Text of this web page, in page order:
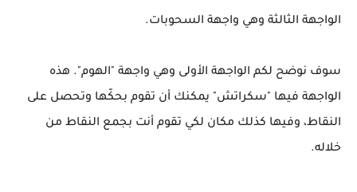
الواجهة الثالثة وهي واجهة السحوبات.
سوف نوضح لكم الواجهة الأولى وهي واجهة "الهوم". هذه
الواجهة فيها "سكراتش" يمكنك أن تقوم بحكّها وتحصل على
النقاط، وفيها كذلك مكان لكي تقوم أنت بجمع النقاط من
خلاله.